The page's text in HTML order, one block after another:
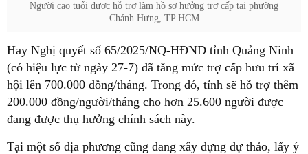
Người cao tuổi được hỗ trợ làm hồ sơ hưởng trợ cấp tại phường
Chánh Hưng, TP HCM
Hay Nghị quyết số 65/2025/NQ-HĐND tỉnh Quảng Ninh
(có hiệu lực từ ngày 27-7) đã tăng mức trợ cấp hưu trí xã
hội lên 700.000 đồng/tháng. Trong đó, tỉnh sẽ hỗ trợ thêm
200.000 đồng/người/tháng cho hơn 25.600 người được
đang được thụ hưởng chính sách này.
Tại một số địa phương cũng đang xây dựng dự thảo, lấy ý